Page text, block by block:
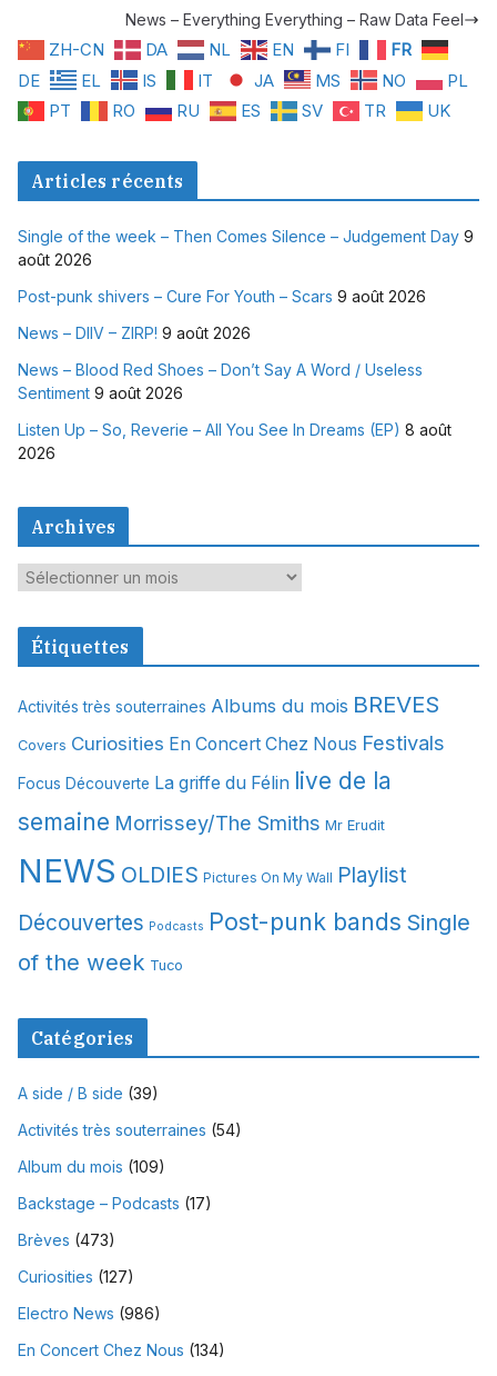
News – Everything Everything – Raw Data Feel
ZH-CN DA NL EN FI
FR
DE
EL IS IT JA MS NO
PL
PT
RO RU ES SV TR UK
Articles récents
Single of the week – Then Comes Silence – Judgement Day 9
août 2026
Post-punk shivers – Cure For Youth – Scars 9 août 2026
News – DIIV – ZIRP! 9 août 2026
News – Blood Red Shoes – Don’t Say A Word / Useless
Sentiment 9 août 2026
Listen Up – So, Reverie – All You See In Dreams (EP) 8 août
2026
Archives
A
c
v
e
Étiquettes
Activités très souterraines Albums du mois BREVES
Covers Curiosities En Concert Chez Nous Festivals
Focus Découverte La griffe du Félin live de la
semaine Morrissey/The Smiths Mr Erudit
NEWS OLDIES Pictures On My Wall Playlist
Découvertes Podcasts Post-punk bands Single
of the week Tuco
Catégories
A side / B side (39)
Activités très souterraines (54)
Album du mois (109)
Backstage – Podcasts (17)
Brèves (473)
Curiosities (127)
Electro News (986)
En Concert Chez Nous (134)